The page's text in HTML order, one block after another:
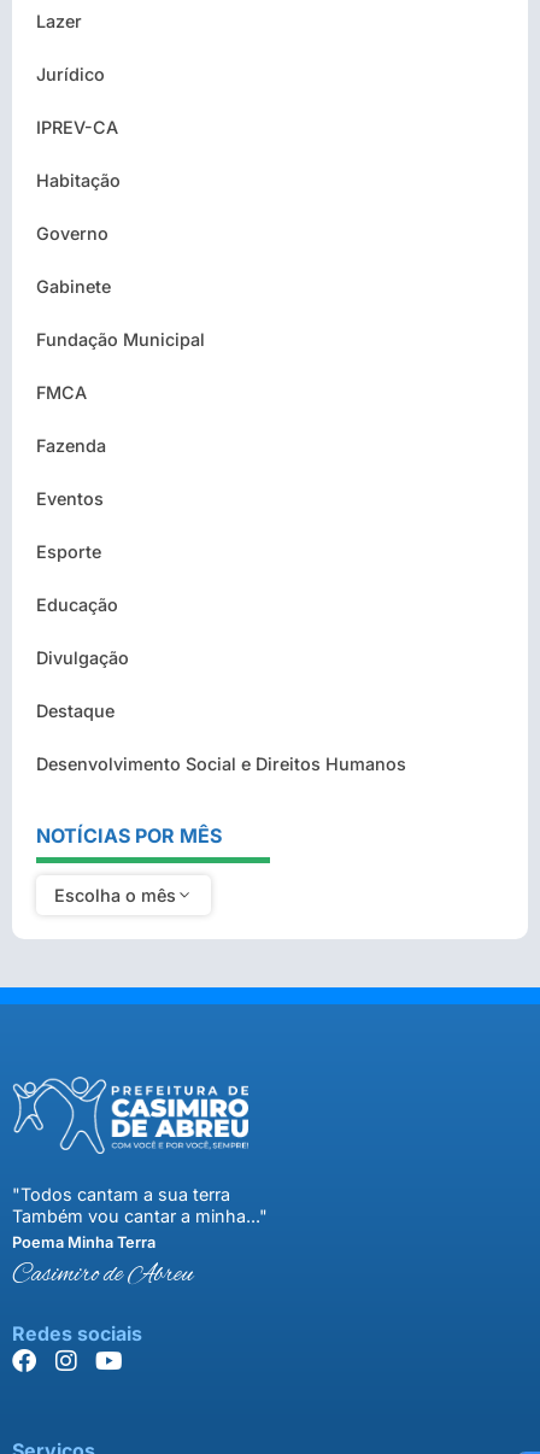
Lazer
Jurídico
IPREV-CA
Habitação
Governo
Gabinete
Fundação Municipal
FMCA
Fazenda
Eventos
Esporte
Educação
Divulgação
Destaque
Desenvolvimento Social e Direitos Humanos
NOTÍCIAS POR MÊS
Escolha o mês
"Todos cantam a sua terra
Também vou cantar a minha..."
Poema Minha Terra
Casimiro de Abreu
Redes sociais